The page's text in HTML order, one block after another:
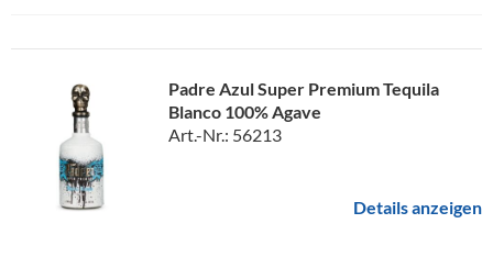
Padre Azul Super Premium Tequila
Blanco 100% Agave
Art.-Nr.: 56213
Details anzeigen